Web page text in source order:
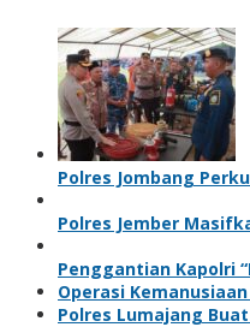
Polres Jombang
Polres Jember
Penggantian Kapolri
Operasi
Polres Lumajang